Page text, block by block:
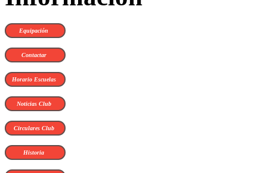
Equipación
Contactar
Horario Escuelas
Noticias Club
Circulares Club
Historia